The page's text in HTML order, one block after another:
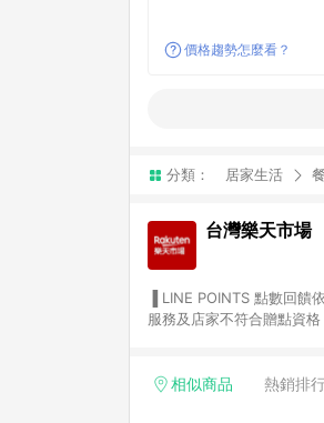
價格趨勢怎麼看？
分類： 居家生活
台灣樂天市場
服務及店家不符合贈點資
享有 LINE POINTS 回饋。 (3) 若購買之訂單（包含預購商品）未符合樂天市場 45 天內完成訂單出貨及結帳，則不符
相似商品 熱銷排